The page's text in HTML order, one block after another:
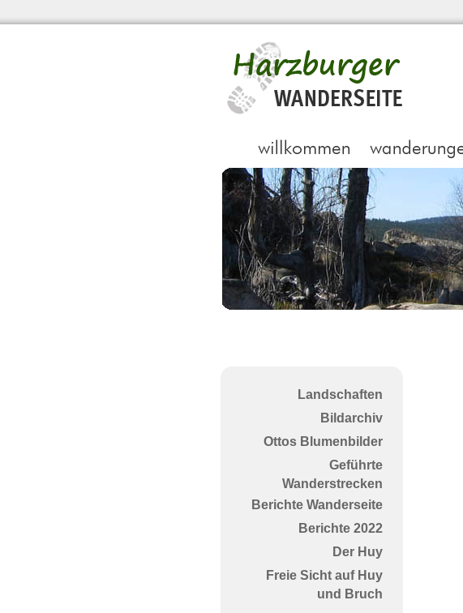
Landschaften
Bildarchiv
Ottos Blumenbilder
Geführte
Wanderstrecken
Berichte Wanderseite
Berichte 2022
Der Huy
Freie Sicht auf Huy
und Bruch